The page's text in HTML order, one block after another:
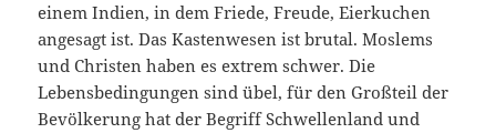
einem Indien, in dem Friede, Freude, Eierkuchen
angesagt ist. Das Kastenwesen ist brutal. Moslems
und Christen haben es extrem schwer. Die
Lebensbedingungen sind übel, für den Großteil der
Bevölkerung hat der Begriff Schwellenland und